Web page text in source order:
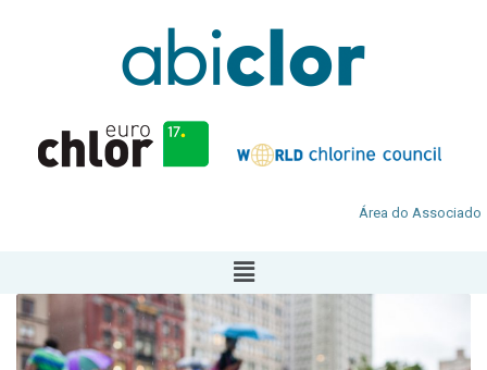
Área do Associado